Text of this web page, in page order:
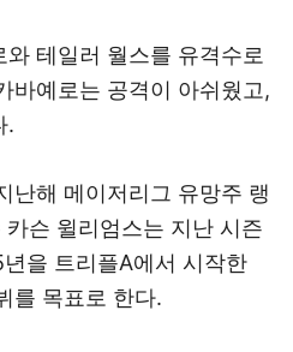
테일러 월스를 유격수로
바예로는 공격이 아쉬웠고,
.
난해 메이저리그 유망주 랭
슨 윌리엄스는 지난 시즌
을 트리플A에서 시작한
를 목표로 한다.